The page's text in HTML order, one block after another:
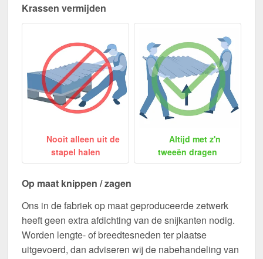
Krassen vermijden
Nooit alleen uit de
stapel halen
Altijd met z'n
tweeën dragen
Op maat knippen / zagen
Ons in de fabriek op maat geproduceerde zetwerk
heeft geen extra afdichting van de snijkanten nodig.
Worden lengte- of breedtesneden ter plaatse
uitgevoerd, dan adviseren wij de nabehandeling van